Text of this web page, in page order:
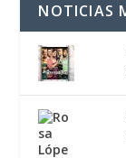
NOTICIAS